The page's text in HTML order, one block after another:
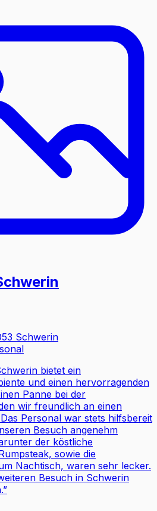
Schwerin
bietet ein
und einen hervorragenden
Panne bei der
wir freundlich an einen
Personal war stets hilfsbereit
Besuch angenehm
der köstliche
sowie die
Nachtisch, waren sehr lecker.
Besuch in Schwerin
”